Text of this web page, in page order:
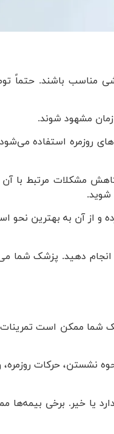
مناسب باشند. حتماً
زمان مشهود شوند.
روزمره استفاده
کاهش مشکلات مرتبط
شوید.
و از آن به بهترین نحو
دهید. پزشک شما
پزشک شما ممکن است
حرکات روزمره، و
یا خیر. برخی